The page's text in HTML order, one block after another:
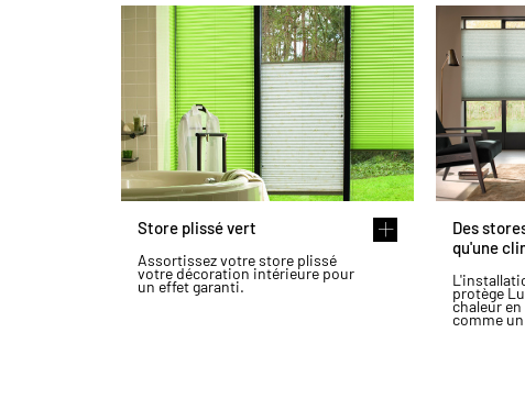
Store plissé vert
Assortissez votre store plissé
votre décoration intérieure pour
un effet garanti.
Des
qu'une
protège
chaleur
comme